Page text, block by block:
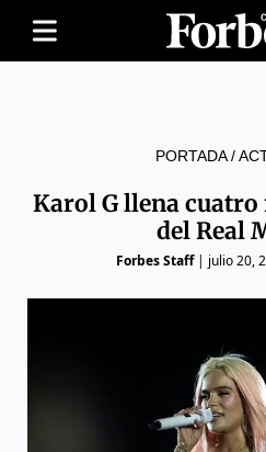
PORTADA/
Karol G llena cuatro
del Real
Forbes Staff| julio 20,